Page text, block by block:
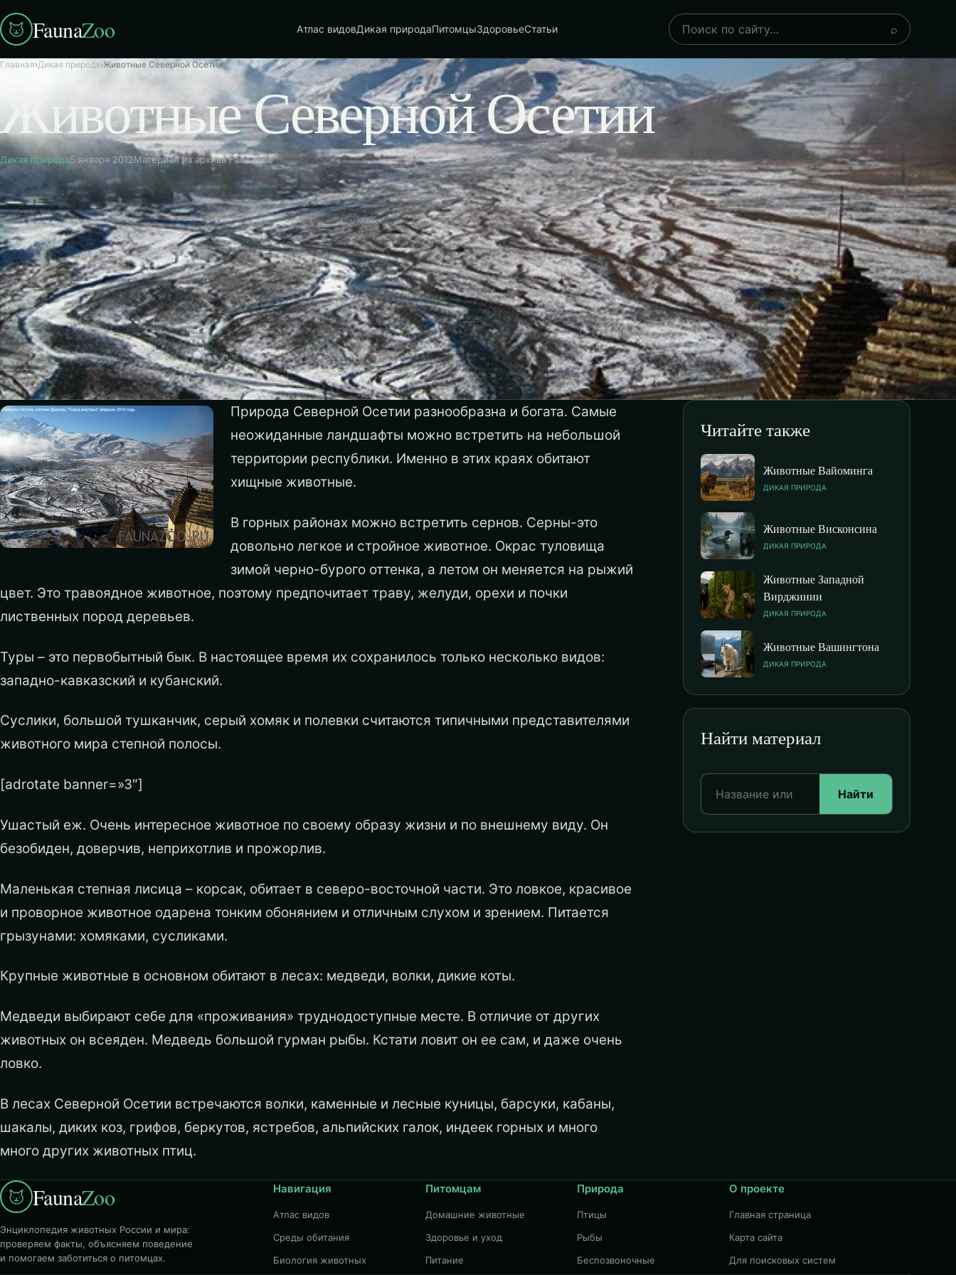
FaunaZoo Атлас видовДикая природаПитомцыЗдоровьеСтатьи
Поиск
⌕
Главная›Дикая природа›Животные Северной Осетии
Животные Северной Осетии
Дикая природа5 января 2012Материал из архива FaunaZoo
Природа Северной Осетии разнообразна и богата. Самые
неожиданные ландшафты можно встретить на небольшой
территории республики. Именно в этих краях обитают
хищные животные.
В горных районах можно встретить сернов. Серны-это
довольно легкое и стройное животное. Окрас туловища
зимой черно-бурого оттенка, а летом он меняется на рыжий
цвет. Это травоядное животное, поэтому предпочитает траву, желуди, орехи и почки
лиственных пород деревьев.
Туры – это первобытный бык. В настоящее время их сохранилось только несколько видов:
западно-кавказский и кубанский.
Суслики, большой тушканчик, серый хомяк и полевки считаются типичными представителями
животного мира степной полосы.
[adrotate banner=»3″]
Ушастый еж. Очень интересное животное по своему образу жизни и по внешнему виду. Он
безобиден, доверчив, неприхотлив и прожорлив.
Маленькая степная лисица – корсак, обитает в северо-восточной части. Это ловкое, красивое
и проворное животное одарена тонким обонянием и отличным слухом и зрением. Питается
грызунами: хомяками, сусликами.
Крупные животные в основном обитают в лесах: медведи, волки, дикие коты.
Медведи выбирают себе для «проживания» труднодоступные месте. В отличие от других
животных он всеяден. Медведь большой гурман рыбы. Кстати ловит он ее сам, и даже очень
ловко.
В лесах Северной Осетии встречаются волки, каменные и лесные куницы, барсуки, кабаны,
шакалы, диких коз, грифов, беркутов, ястребов, альпийских галок, индеек горных и много
много других животных птиц.
Читайте также
Животные Вайоминга
ДИКАЯ ПРИРОДА
Животные Висконсина
ДИКАЯ ПРИРОДА
Животные Западной
Вирджинии
ДИКАЯ ПРИРОДА
Животные Вашингтона
ДИКАЯ ПРИРОДА
Найти материал
Найти
FaunaZoo
Энциклопедия животных России и мира:
проверяем факты, объясняем поведение
и помогаем заботиться о питомцах.
Навигация
Атлас видов
Среды обитания
Биология животных
Питомцам
Домашние животные
Здоровье и уход
Питание
Природа
Птицы
Рыбы
Беспозвоночные
О проекте
Главная страница
Карта сайта
Для поисковых систем